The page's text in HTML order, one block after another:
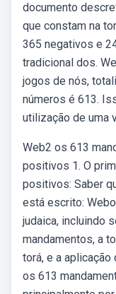
documento
que constam na
365 negativos e
tradicional dos.
jogos de nós,
números é 613.
utilização de uma
Web2 os 613
positivos 1. O
positivos: Saber
está escrito:
judaica, incluindo
mandamentos, a
torá, e a
os 613